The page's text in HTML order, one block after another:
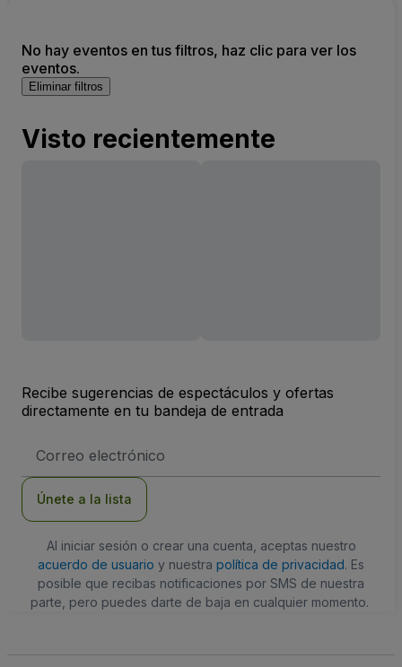
No hay eventos en tus filtros, haz clic para ver los
eventos.
Eliminar filtros
Visto recientemente
Recibe sugerencias de espectáculos y ofertas
directamente en tu bandeja de entrada
de
Únete a la lista
Al iniciar sesión o crear una cuenta, aceptas nuestro
acuerdo de usuario y nuestra política de privacidad. Es
posible que recibas notificaciones por SMS de nuestra
parte, pero puedes darte de baja en cualquier momento.